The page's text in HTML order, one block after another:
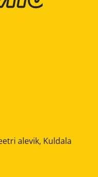
alevik, Kuldala